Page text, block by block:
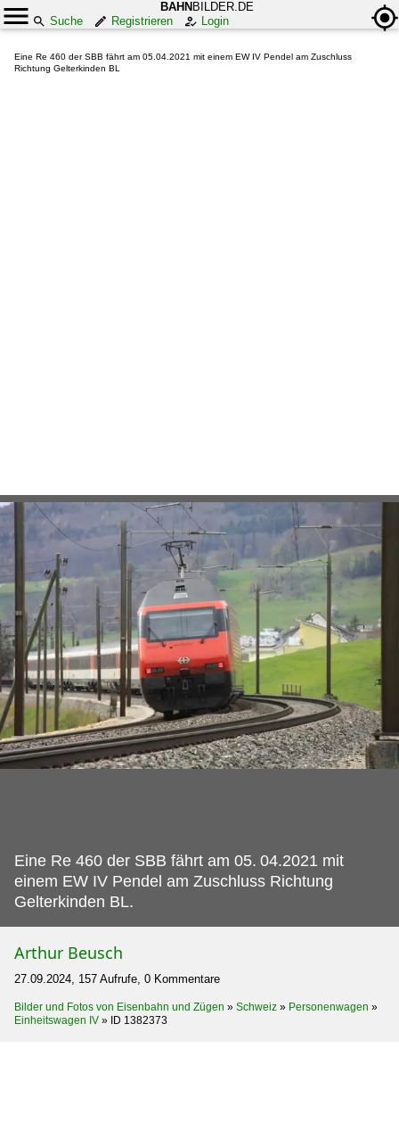
BAHN BILDER.DE
Suche
Registrieren Login
Eine Re 460 der SBB fährt am 05.04.2021 mit einem EW IV Pendel am Zuschluss
Richtung Gelterkinden BL
Eine Re 460 der SBB fährt am 05. 04.2021 mit
einem EW IV Pendel am Zuschluss Richtung
Gelterkinden BL.
Arthur Beusch
27.09.2024, 157 Aufrufe, 0 Kommentare
Bilder und Fotos von Eisenbahn und Zügen » Schweiz » Personenwagen »
Einheitswagen IV » ID 1382373